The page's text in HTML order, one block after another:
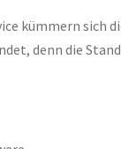
kümmern sich
denn die